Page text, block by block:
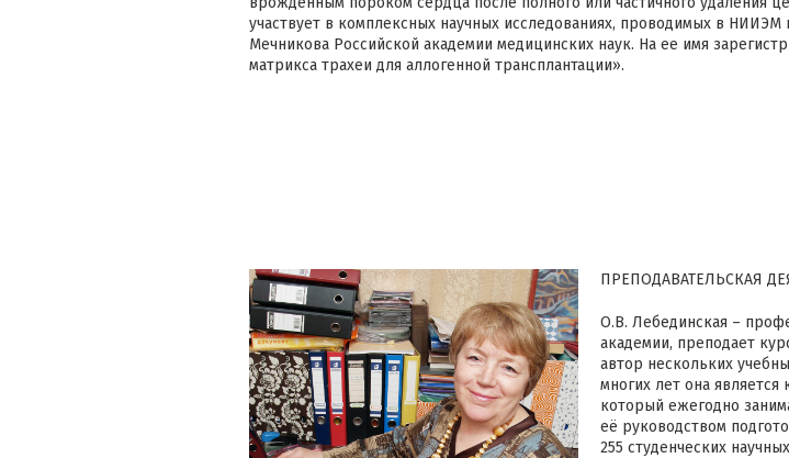
участвует в комплексных научных исследованиях, проводимых в
Мечникова Российской академии медицинских наук. На ее имя
матрикса трахеи для аллогенной трансплантации».
ПРЕПОДАВАТЕЛЬСКАЯ
О.В. Лебединская –
академии, преподает
автор нескольких
многих лет она является
который ежегодно
её руководством
255 студенческих